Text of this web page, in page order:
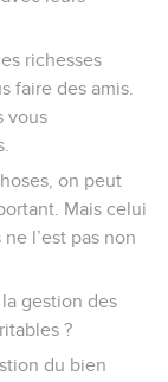
richesses
faire des amis.
vous
on peut
Mais celui
l’est pas non
gestion des
?
du bien